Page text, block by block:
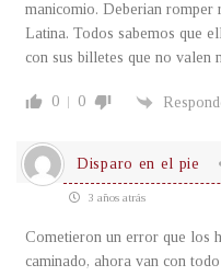
manicomio. Deberian romper
Latina. Todos sabemos que
con sus billetes que no valen
0 0
Disparo en el pie
3 años atrás
Cometieron un error que los
caminado, ahora van con